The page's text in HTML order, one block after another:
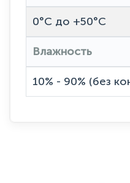
0°C до +50°C
Влажность
10% - 90% (без